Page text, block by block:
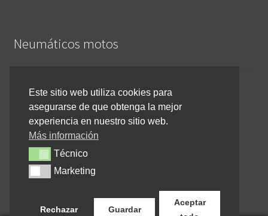
Neumáticos motos
Inicio
Cómo comprar online
Devoluciones y reembolsos
Cancelar pedido
Contacto
Este sitio web utiliza cookies para
asegurarse de que obtenga la mejor
experiencia en nuestro sitio web.
Más información
TécnicoTécnico
MarketingMarketing
Rechazar Guardar
Aceptar